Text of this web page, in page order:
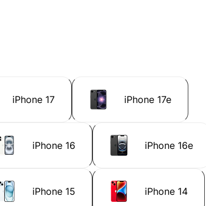
iPhone 17 iPhone 17e
iPhone 16 iPhone 16e
iPhone 15 iPhone 14